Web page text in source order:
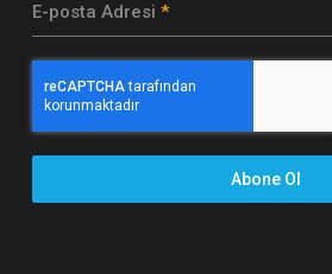
E-posta Adresi *
Abone Ol